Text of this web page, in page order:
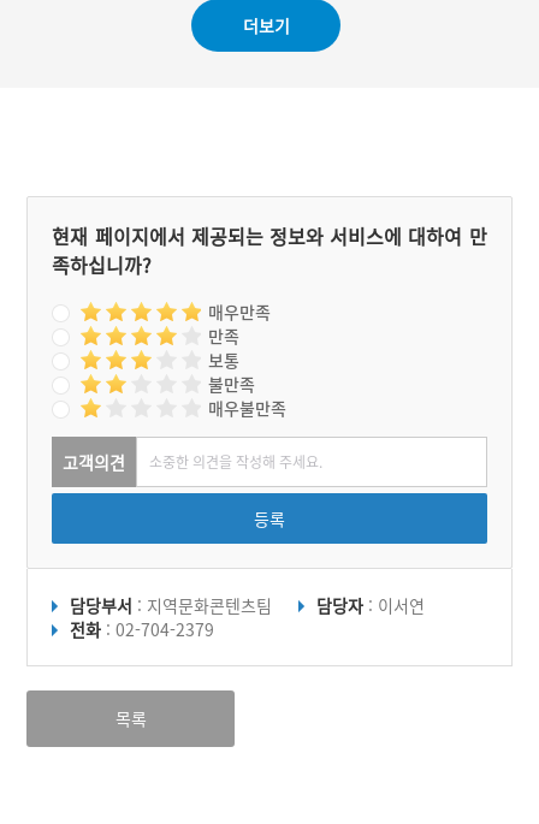
더보기
현재 페이지에서 제공되는 정보와 서비스에 대하여 만
족하십니까?
매우만족
만족
보통
불만족
매우불만족
고객의견
등록
담당부서 : 지역문화콘텐츠팀 담당자 : 이서연
전화 : 02-704-2379
목록